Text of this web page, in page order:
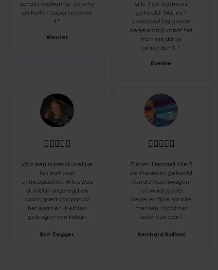
zonder voorkennis. Jeremy
en Hellen Super bedankt
!!!”
Wouter
alle 3 de examens
gehaald! Wat een
aanrader! Erg goede
begeleiding vanaf het
moment dat je
binnenkomt..”
Eveline

Was een super duidelijke
les met veel
enthousiastme. Alles was
duidelijk uitgelegd en
kwam goed van pas op
het examen. Heb les
gekregen van kishan
Brit Zegger

Binnen 1 maand alle 3
de theorieën gehaald
van de vrachtwagen,
les wordt goed
gegeven fijne sociale
mensen, raadt het
iedereen aan !
Reinhard Ballast